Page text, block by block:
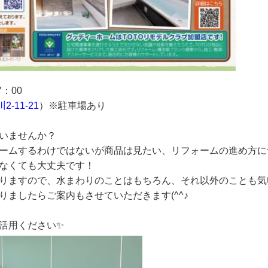
00
2-11-21）※駐車場あり
ませんか？
ムするわけではないが商品は見たい、リフォームの進め方
くても大丈夫です！
ますので、水まわりのことはもちろん、それ以外のことも
ましたらご案内もさせていただきます(^^♪
用ください✨